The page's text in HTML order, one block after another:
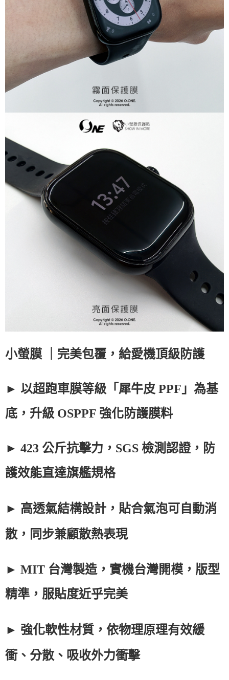
小螢膜 ｜完美包覆，給愛機頂級防護
► 以超跑車膜等級「犀牛皮 PPF 」為基
底，升級 OSPPF 強化防護膜料
► 423 公斤抗擊力， SGS 檢測認證，防
護效能直達旗艦規格
► 高透氣結構設計，貼合氣泡可自動消
散，同步兼顧散熱表現
► MIT 台灣製造，實機台灣開模，版型
精準，服貼度近乎完美
► 強化軟性材質，依物理原理有效緩
衝、分散、吸收外力衝擊